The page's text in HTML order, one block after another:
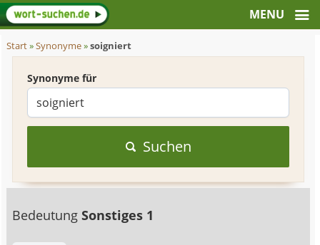
Start»Synonyme»soigniert
Synonyme für
Suchen
BedeutungSonstiges 1